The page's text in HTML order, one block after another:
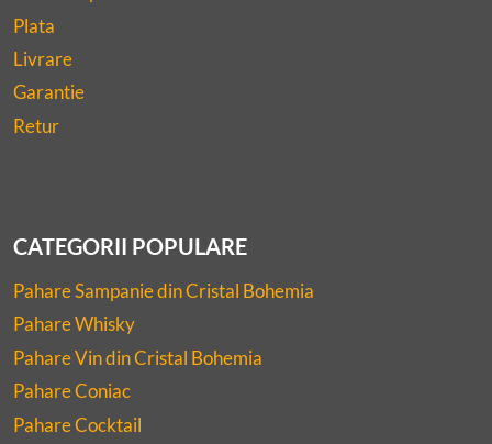
Plata
Livrare
Garantie
Retur
CATEGORII POPULARE
Pahare Sampanie din Cristal Bohemia
Pahare Whisky
Pahare Vin din Cristal Bohemia
Pahare Coniac
Pahare Cocktail